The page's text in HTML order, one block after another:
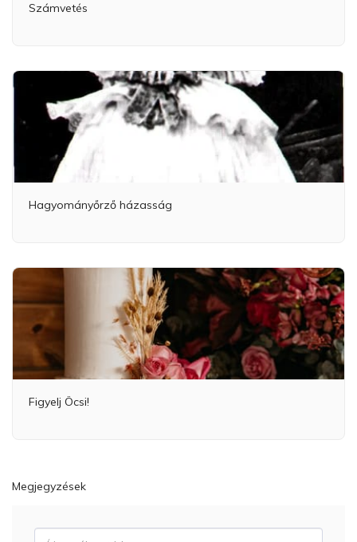
Számvetés
Hagyományőrző házasság
Figyelj Öcsi!
Megjegyzések